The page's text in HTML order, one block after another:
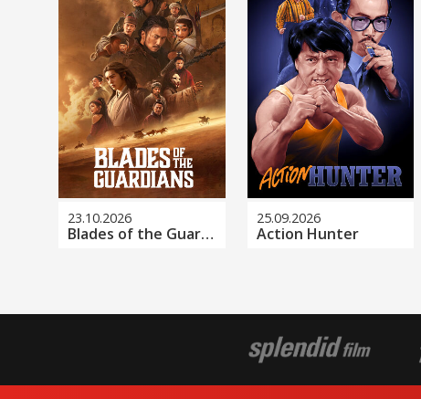
23.10.2026
Blades of the Guardians
25.09.2026
Action Hunter